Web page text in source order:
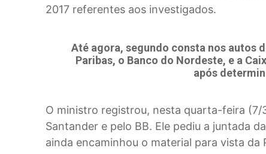
2017 referentes aos investigados.
Até agora, segundo consta nos autos
Paribas, o Banco do Nordeste, e a
após
O ministro registrou, nesta quarta-feira
Santander e pelo BB. Ele pediu a juntada
ainda encaminhou o material para vista da